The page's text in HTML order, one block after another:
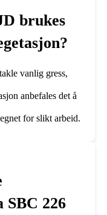
brukes
vanlig gress,
anbefales det å
for slikt arbeid.
SBC 226